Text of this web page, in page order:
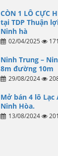
CÒN 1 LÔ CỰC
tại TDP Thuận
Ninh hà
02/04/2025 171
Ninh Trung –
8m đường 10m
29/08/2024
Mở bán 4 lô Lạc
Ninh Hòa.
13/08/2024 201